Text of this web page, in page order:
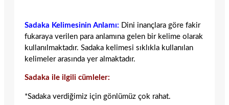
Sadaka Kelimesinin Anlamı:
Dini inançlara göre fakir
fukaraya verilen para anlamına gelen bir kelime olarak
kullanılmaktadır. Sadaka kelimesi sıklıkla kullanılan
kelimeler arasında yer almaktadır.
Sadaka ile ilgili cümleler:
*Sadaka verdiğimiz için gönlümüz çok rahat.